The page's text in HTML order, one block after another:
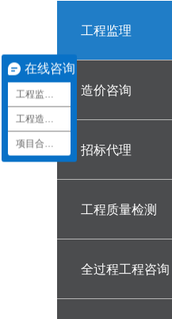
工程监理
造价咨询
招标代理
工程质量检测
全过程工程咨询
在线咨询
工程监理加盟
工程造价加盟
项目合作咨询